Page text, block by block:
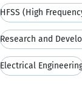
HFSS (High
Research and
Electrical